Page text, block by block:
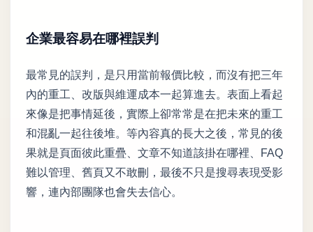
企業最容易在哪裡誤判
最常見的誤判，是只用當前報價比較，而沒有把三年
內的重工、改版與維運成本一起算進去。表面上看起
來像是把事情延後，實際上卻常常是在把未來的重工
和混亂一起往後堆。等內容真的長大之後，常見的後
果就是頁面彼此重疊、文章不知道該掛在哪裡、FAQ
難以管理、舊頁又不敢刪，最後不只是搜尋表現受影
響，連內部團隊也會失去信心。